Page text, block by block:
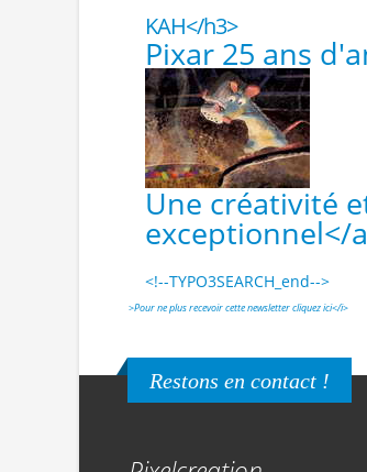
KAH</h3>
Pixar 25 ans
Une créativité
exceptionnel</
<!--TYPO3SEARCH_end-->
>Pour ne plus recevoir cette newsletter cliquez ici</i>
Restons en contact !